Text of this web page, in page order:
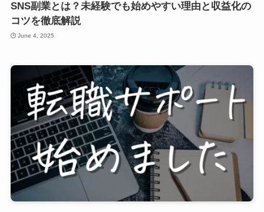
SNS副業とは？未経験でも始めやすい理由と収益化の
コツを徹底解説
June 4, 2025